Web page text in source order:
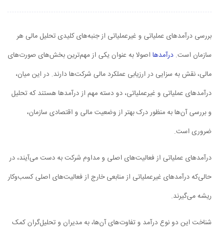
بررسی درآمدهای عملیاتی و غیرعملیاتی از جنبه‌های کلیدی تحلیل مالی هر
سازمان است. درآمدها اصولا به عنوان یکی از مهم‌ترین بخش‌های صورت‌های
مالی، نقش به ­سزایی در ارزیابی عملکرد مالی شرکت‌ها دارند. در این میان،
درآمدهای عملیاتی و غیرعملیاتی، دو دسته مهم از درآمدها هستند که تحلیل
و بررسی آن‌ها به منظور درک بهتر از وضعیت مالی و اقتصادی سازمان،
ضروری است.
درآمدهای عملیاتی از فعالیت‌های اصلی و مداوم شرکت به دست می‌آیند، در
حالی‌که درآمدهای غیرعملیاتی از منابعی خارج از فعالیت‌های اصلی کسب‌وکار
ریشه می‌گیرند.
شناخت این دو نوع درآمد و تفاوت‌های آن‌ها، به مدیران و تحلیل‌گران کمک